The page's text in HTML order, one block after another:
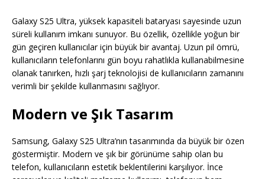
Galaxy S25 Ultra, yüksek kapasiteli bataryası sayesinde uzun
süreli kullanım imkanı sunuyor. Bu özellik, özellikle yoğun bir
gün geçiren kullanıcılar için büyük bir avantaj. Uzun pil ömrü,
kullanıcıların telefonlarını gün boyu rahatlıkla kullanabilmesine
olanak tanırken, hızlı şarj teknolojisi de kullanıcıların zamanını
verimli bir şekilde kullanmasını sağlıyor.
Modern ve Şık Tasarım
Samsung, Galaxy S25 Ultra’nın tasarımında da büyük bir özen
göstermiştir. Modern ve şık bir görünüme sahip olan bu
telefon, kullanıcıların estetik beklentilerini karşılıyor. İnce